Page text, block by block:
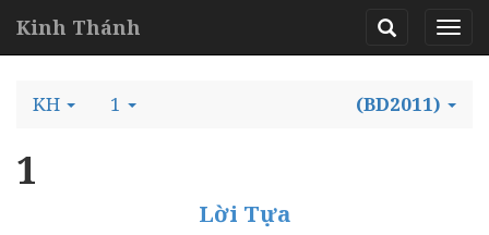
Kinh Thánh
KH 1 (BD2011)
1
Lời Tựa